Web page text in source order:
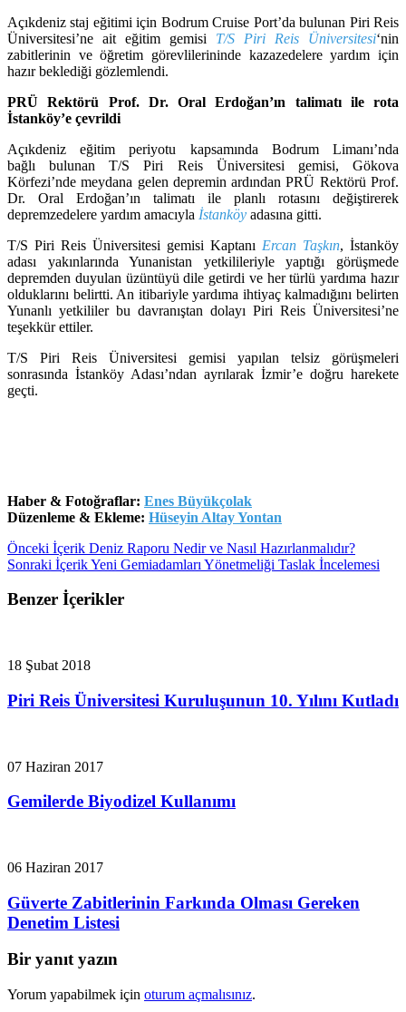
Açıkdeniz staj eğitimi için Bodrum Cruise Port’da bulunan Piri Reis
Üniversitesi’ne ait eğitim gemisi T/S Piri Reis Üniversitesi‘nin
zabitlerinin ve öğretim görevlilerininde kazazedelere yardım için
hazır beklediği gözlemlendi.
PRÜ Rektörü Prof. Dr. Oral Erdoğan’ın talimatı ile rota
İstanköy’e çevrildi
Açıkdeniz eğitim periyotu kapsamında Bodrum Limanı’nda
bağlı bulunan T/S Piri Reis Üniversitesi gemisi, Gökova
Körfezi’nde meydana gelen depremin ardından PRÜ Rektörü Prof.
Dr. Oral Erdoğan’ın talimatı ile planlı rotasını değiştirerek
depremzedelere yardım amacıyla İstanköy adasına gitti.
T/S Piri Reis Üniversitesi gemisi Kaptanı Ercan Taşkın, İstanköy
adası yakınlarında Yunanistan yetkilileriyle yaptığı görüşmede
depremden duyulan üzüntüyü dile getirdi ve her türlü yardıma hazır
olduklarını belirtti. An itibariyle yardıma ihtiyaç kalmadığını belirten
Yunanlı yetkililer bu davranıştan dolayı Piri Reis Üniversitesi’ne
teşekkür ettiler.
T/S Piri Reis Üniversitesi gemisi yapılan telsiz görüşmeleri
sonrasında İstanköy Adası’ndan ayrılarak İzmir’e doğru harekete
geçti.
Haber & Fotoğraflar: Enes Büyükçolak
Düzenleme & Ekleme: Hüseyin Altay Yontan
Önceki İçerik Deniz Raporu Nedir ve Nasıl Hazırlanmalıdır?
Sonraki İçerikYeni Gemiadamları Yönetmeliği Taslak İncelemesi
Benzer İçerikler
18 Şubat 2018
Piri Reis Üniversitesi Kuruluşunun 10. Yılını Kutladı
07 Haziran 2017
Gemilerde Biyodizel Kullanımı
06 Haziran 2017
Güverte Zabitlerinin Farkında Olması Gereken
Denetim Listesi
Bir yanıt yazın
Yorum yapabilmek için oturum açmalısınız.